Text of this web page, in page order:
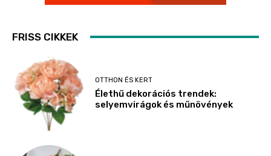
FRISS CIKKEK
OTTHON ÉS KERT
Élethű dekorációs trendek:
selyemvirágok és műnövények